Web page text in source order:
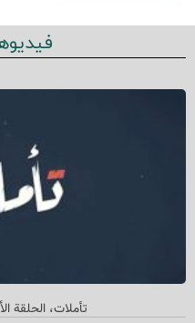
تأملات، الحلقة